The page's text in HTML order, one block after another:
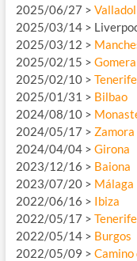
2025/06/27 >
2025/03/14 >
2025/03/12 >
2025/02/15 > Gomera
2025/02/10 > Tenerife
2025/01/31 > Bilbao
2024/08/10 >
2024/05/17 > Zamora
2024/04/04 > Girona
2023/12/16 > Baiona
2023/07/20 > Málaga
2022/06/16 > Ibiza
2022/05/17 > Tenerife
2022/05/14 > Burgos
2022/05/09 > Camino